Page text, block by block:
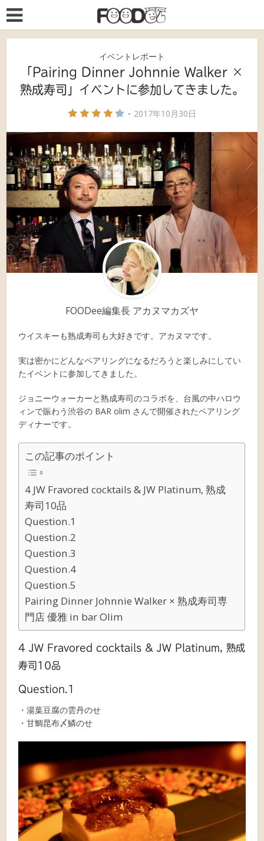
イベントレポート
「Pairing Dinner Johnnie Walker ×
熟成寿司」イベントに参加してきました。
2017年10月30日
FOODee編集長 アカヌマカズヤ
ウイスキーも熟成寿司も大好きです。アカヌマです。
実は密かにどんなペアリングになるだろうと楽しみにしてい
たイベントに参加してきました。
ジョニーウォーカーと熟成寿司のコラボを、台風の中ハロウ
ィンで賑わう渋谷の BAR olim さんで開催されたペアリング
ディナーです。
この記事のポイント
4 JW Fravored cocktails & JW Platinum, 熟成
寿司10品
Question.1
Question.2
Question.3
Question.4
Question.5
Pairing Dinner Johnnie Walker × 熟成寿司専
門店 優雅 in bar Olim
4 JW Fravored cocktails & JW Platinum, 熟成
寿司10品
Question.1
・湯葉豆腐の雲丹のせ
・甘鯛昆布〆鱗のせ